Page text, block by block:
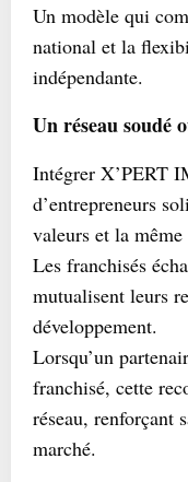
Un modèle qui
national et la
indépendante.
Un réseau soudé
Intégrer X’PERT
d’entrepreneurs
valeurs et la
Les franchisés
mutualisent leurs
développement.
Lorsqu’un
franchisé, cette
réseau, renforçant
marché.